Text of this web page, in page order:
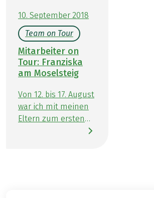
10. September 2018
Team on Tour
Mitarbeiter on
Tour: Franziska
am Moselsteig
Von 12. bis 17. August
war ich mit meinen
Eltern zum ersten
Mal mit Eurohike auf